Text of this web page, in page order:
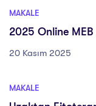
MAKALE
2025 Online
20 Kasım 2025
MAKALE